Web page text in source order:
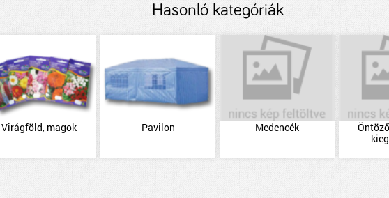
Hasonló kategóriák
Virágföld, magok Pavilon Medencék